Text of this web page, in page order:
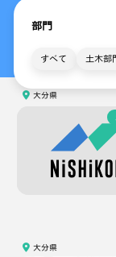
部門
すべて 土木部
大分県
大分県